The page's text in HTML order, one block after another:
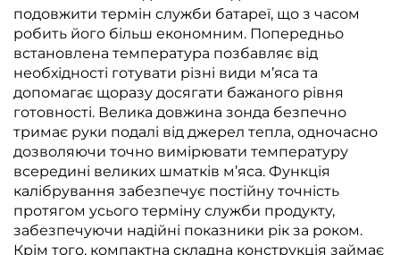
подовжити термін служби батареї, що з часом
робить його більш економним. Попередньо
встановлена температура позбавляє від
необхідності готувати різні види м’яса та
допомагає щоразу досягати бажаного рівня
готовності. Велика довжина зонда безпечно
тримає руки подалі від джерел тепла, одночасно
дозволяючи точно вимірювати температуру
всередині великих шматків м’яса. Функція
калібрування забезпечує постійну точність
протягом усього терміну служби продукту,
забезпечуючи надійні показники рік за роком.
Крім того, компактна складна конструкція займає